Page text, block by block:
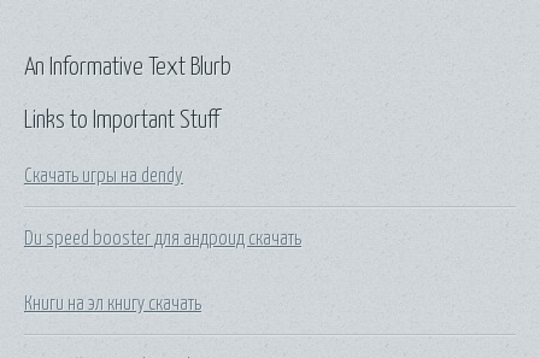
Links to Important Stuff
Скачать игры на dendy
Du speed booster для андроид скачать
Книги на эл книгу скачать
An Informative Text Blurb